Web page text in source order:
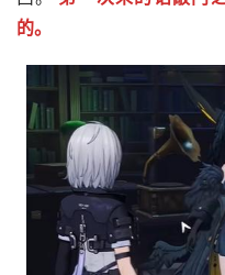
的。